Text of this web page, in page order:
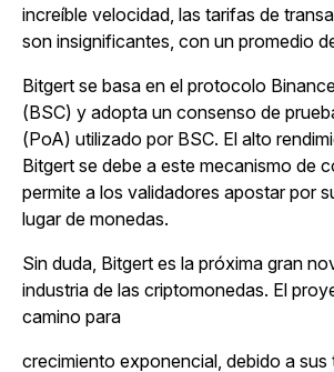
increíble velocidad, las tarifas de
son insignificantes, con un promedio
Bitgert se basa en el protocolo
(BSC) y adopta un consenso de
(PoA) utilizado por BSC. El alto
Bitgert se debe a este mecanismo de
permite a los validadores apostar por
lugar de monedas.
Sin duda, Bitgert es la próxima gran
industria de las criptomonedas. El
camino para
crecimiento exponencial, debido a sus